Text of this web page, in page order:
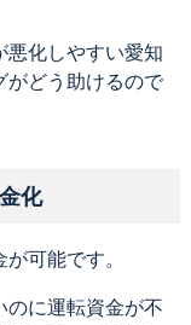
悪化しやすい愛知
がどう助けるので
化
可能です。
のに運転資金が不